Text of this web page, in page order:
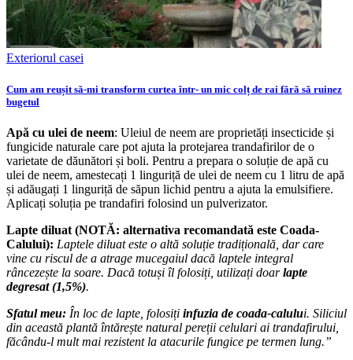
Exteriorul casei
Cum am reușit să-mi transform curtea într- un mic colț de rai fără să ruinez
bugetul
Apă cu ulei de neem: Uleiul de neem are proprietăți insecticide și
fungicide naturale care pot ajuta la protejarea trandafirilor de o
varietate de dăunători și boli. Pentru a prepara o soluție de apă cu
ulei de neem, amestecați 1 linguriță de ulei de neem cu 1 litru de apă
și adăugați 1 linguriță de săpun lichid pentru a ajuta la emulsifiere.
Aplicați soluția pe trandafiri folosind un pulverizator.
Lapte diluat (NOTĂ: alternativa recomandată este Coada-
Calului): Laptele diluat este o altă soluție tradițională, dar care
vine cu riscul de a atrage mucegaiul dacă laptele integral
râncezește la soare. Dacă totuși îl folosiți, utilizați doarlapte
degresat (1,5%).
Sfatul meu: În loc de lapte, folosiți infuzia de coada-calului. Siliciul
din această plantă întărește natural pereții celulari ai trandafirului,
făcându-l mult mai rezistent la atacurile fungice pe termen lung.”